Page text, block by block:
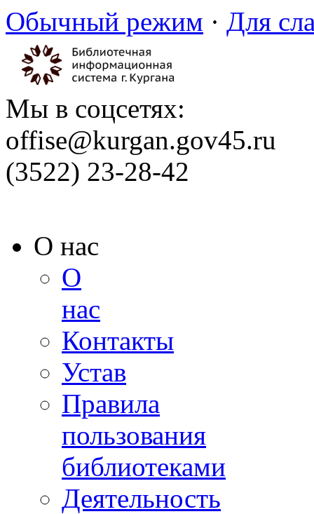
Обычный режим · Для
Мы в соцсетях:
offise@kurgan.gov45.ru
(3522) 23-28-42
О нас
О
нас
Контакты
Устав
Правила
пользования
библиотеками
Деятельность